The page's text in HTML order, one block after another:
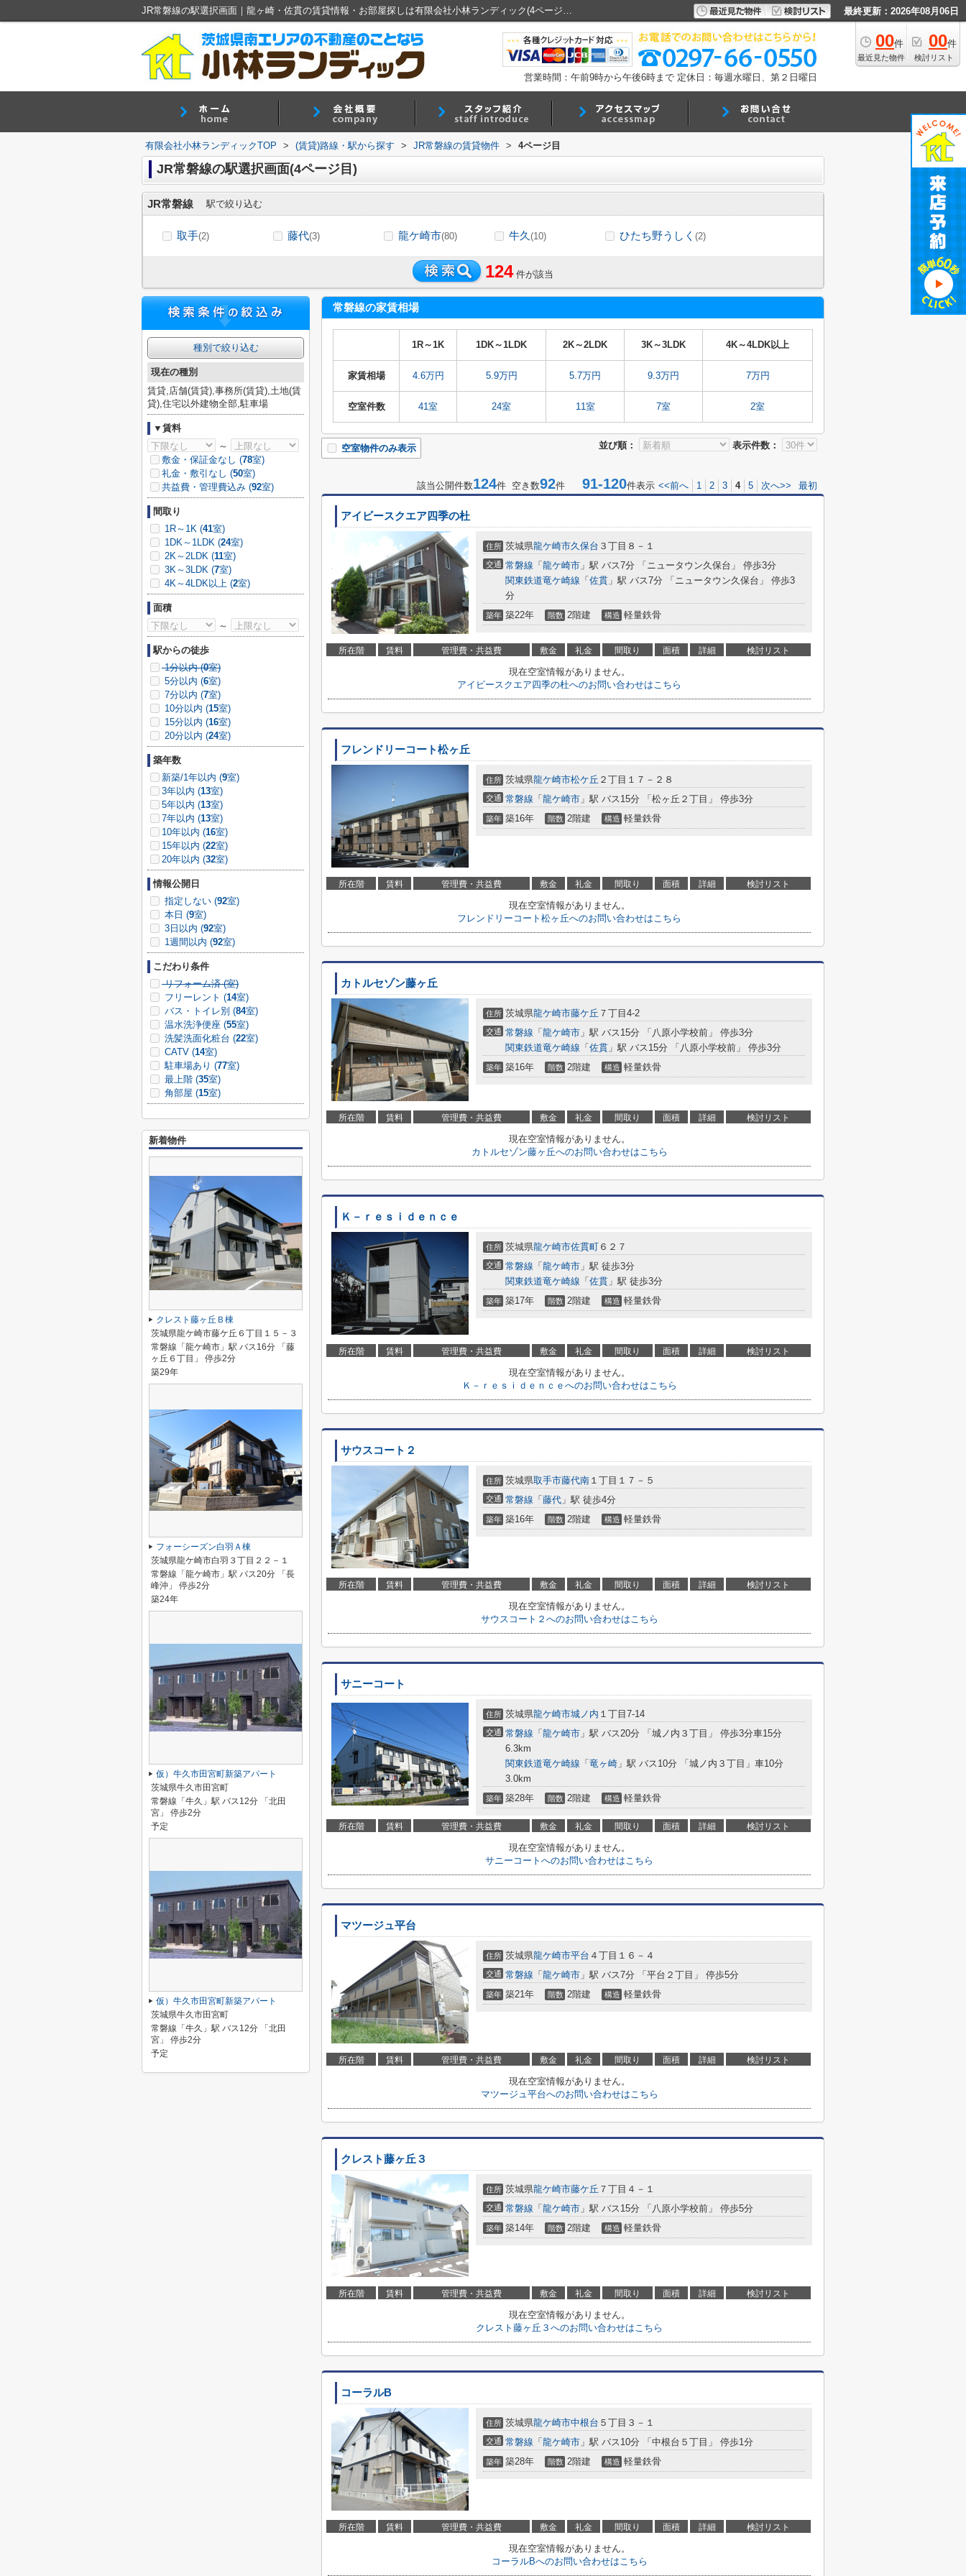
JR常磐線の駅選択画面｜龍ヶ崎・佐貫の賃貸情報・お部屋探しは有限会社小林ランディック(4ページ目) 最終更新：2026年08月06日
00件
最近見た物件
00件
検討リスト
営業時間：午前9時から午後6時まで 定休日：毎週水曜日、第２日曜日
有限会社小林ランディックTOP > (賃貸)路線・駅から探す > JR常磐線の賃貸物件 > 4ページ目
JR常磐線の駅選択画面(4ページ目)
JR常磐線 駅で絞り込む
取手(2) 藤代(3) 龍ケ崎市(80) 牛久 (10) ひたち野うしく (2)
124 件が該当
常磐線の家賃相場
1R～1K 1DK～1LDK 2K～2LDK 3K～3LDK 4K～4LDK以上
家賃相場 4.6万円 5.9万円 5.7万円 9.3万円 7万円
空室件数 41室 24室 11室 7室 2室
並び順： 表示件数：
空室物件のみ表示
該当公開件数124件 空き数92件 91-120件表示 <<前へ 1 2 3 4 5 次へ>> 最初
アイビースクエア四季の杜
住所 茨城県龍ケ崎市久保台 ３丁目８－１
交通 常磐線 「 龍ケ崎市 」駅 バス7分 「ニュータウン久保台」 停歩3分
関東鉄道竜ケ崎線 「 佐貫 」駅 バス7分 「ニュータウン久保台」 停歩3
分
築年 築22年 階数 2階建 構造 軽量鉄骨
所在階 賃料 管理費・共益費 敷金 礼金 間取り 面積 詳細 検討リスト
現在空室情報がありません。
アイビースクエア四季の杜へのお問い合わせはこちら
フレンドリーコート松ヶ丘
住所 茨城県龍ケ崎市松ケ丘 ２丁目１７－２８
交通 常磐線 「 龍ケ崎市 」駅 バス15分 「松ヶ丘２丁目」 停歩3分
築年 築16年 階数 2階建 構造 軽量鉄骨
所在階 賃料 管理費・共益費 敷金 礼金 間取り 面積 詳細 検討リスト
現在空室情報がありません。
フレンドリーコート松ヶ丘へのお問い合わせはこちら
カトルセゾン藤ヶ丘
住所 茨城県龍ケ崎市藤ケ丘 ７丁目4-2
交通 常磐線 「 龍ケ崎市 」駅 バス15分 「八原小学校前」 停歩3分
関東鉄道竜ケ崎線 「 佐貫 」駅 バス15分 「八原小学校前」 停歩3分
築年 築16年 階数 2階建 構造 軽量鉄骨
所在階 賃料 管理費・共益費 敷金 礼金 間取り 面積 詳細 検討リスト
現在空室情報がありません。
カトルセゾン藤ヶ丘へのお問い合わせはこちら
Ｋ－ｒｅｓｉｄｅｎｃｅ
住所 茨城県龍ケ崎市佐貫町 ６２７
交通 常磐線 「 龍ケ崎市 」駅 徒歩3分
関東鉄道竜ケ崎線 「 佐貫 」駅 徒歩3分
築年 築17年 階数 2階建 構造 軽量鉄骨
所在階 賃料 管理費・共益費 敷金 礼金 間取り 面積 詳細 検討リスト
現在空室情報がありません。
Ｋ－ｒｅｓｉｄｅｎｃｅへのお問い合わせはこちら
サウスコート２
住所 茨城県取手市藤代南 １丁目１７－５
交通 常磐線 「 藤代 」駅 徒歩4分
築年 築16年 階数 2階建 構造 軽量鉄骨
所在階 賃料 管理費・共益費 敷金 礼金 間取り 面積 詳細 検討リスト
現在空室情報がありません。
サウスコート２へのお問い合わせはこちら
サニーコート
住所 茨城県龍ケ崎市城ノ内 １丁目7-14
交通 常磐線 「 龍ケ崎市 」駅 バス20分 「城ノ内３丁目」 停歩3分車15分
6.3km
関東鉄道竜ケ崎線 「 竜ヶ崎 」駅 バス10分 「城ノ内３丁目」車10分
3.0km
築年 築28年 階数 2階建 構造 軽量鉄骨
所在階 賃料 管理費・共益費 敷金 礼金 間取り 面積 詳細 検討リスト
現在空室情報がありません。
サニーコートへのお問い合わせはこちら
マツージュ平台
住所 茨城県龍ケ崎市平台 ４丁目１６－４
交通 常磐線 「 龍ケ崎市 」駅 バス7分 「平台２丁目」 停歩5分
築年 築21年 階数 2階建 構造 軽量鉄骨
所在階 賃料 管理費・共益費 敷金 礼金 間取り 面積 詳細 検討リスト
現在空室情報がありません。
マツージュ平台へのお問い合わせはこちら
クレスト藤ヶ丘３
住所 茨城県龍ケ崎市藤ケ丘 ７丁目４－１
交通 常磐線 「 龍ケ崎市 」駅 バス15分 「八原小学校前」 停歩5分
築年 築14年 階数 2階建 構造 軽量鉄骨
所在階 賃料 管理費・共益費 敷金 礼金 間取り 面積 詳細 検討リスト
現在空室情報がありません。
クレスト藤ヶ丘３へのお問い合わせはこちら
コーラルB
住所 茨城県龍ケ崎市中根台 ５丁目３－１
交通 常磐線 「 龍ケ崎市 」駅 バス10分 「中根台５丁目」 停歩1分
築年 築28年 階数 2階建 構造 軽量鉄骨
所在階 賃料 管理費・共益費 敷金 礼金 間取り 面積 詳細 検討リスト
現在空室情報がありません。
コーラルBへのお問い合わせはこちら
種別で絞り込む
現在の種別
賃貸,店舗(賃貸),事務所(賃貸),土地(賃
貸),住宅以外建物全部,駐車場
▼賃料
～
敷金・保証金なし (78室)
礼金・敷引なし (50室)
共益費・管理費込み (92室)
間取り
1R～1K (41室)
1DK～1LDK (24室)
2K～2LDK (11室)
3K～3LDK (7室)
4K～4LDK以上 (2室)
面積
～
駅からの徒歩
1分以内 (0室)
5分以内 (6室)
7分以内 (7室)
10分以内 (15室)
15分以内 (16室)
20分以内 (24室)
築年数
新築/1年以内 (9室)
3年以内 (13室)
5年以内 (13室)
7年以内 (13室)
10年以内 (16室)
15年以内 (22室)
20年以内 (32室)
情報公開日
指定しない (92室)
本日 (9室)
3日以内 (92室)
1週間以内 (92室)
こだわり条件
リフォーム済 (室)
フリーレント (14室)
バス・トイレ別 (84室)
温水洗浄便座 (55室)
洗髪洗面化粧台 (22室)
CATV (14室)
駐車場あり (77室)
最上階 (35室)
角部屋 (15室)
新着物件
クレスト藤ヶ丘Ｂ棟
茨城県龍ケ崎市藤ケ丘６丁目１５－３
常磐線「龍ケ崎市」駅 バス16分 「藤
ヶ丘６丁目」 停歩2分
築29年
フォーシーズン白羽Ａ棟
茨城県龍ケ崎市白羽３丁目２２－１
常磐線「龍ケ崎市」駅 バス20分 「長
峰沖」 停歩2分
築24年
仮）牛久市田宮町新築アパート
茨城県牛久市田宮町
常磐線「牛久」駅 バス12分 「北田
宮」 停歩2分
予定
仮）牛久市田宮町新築アパート
茨城県牛久市田宮町
常磐線「牛久」駅 バス12分 「北田
宮」 停歩2分
予定